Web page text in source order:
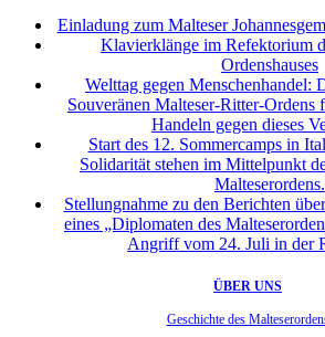
Einladung zum Malteser
Klavierklänge im Refektorium
Ordenshauses
Welttag gegen Menschenhandel:
Souveränen Malteser-Ritter-Ordens
Handeln gegen dieses
Start des 12. Sommercamps in
Solidarität stehen im Mittelpunkt
Malteserordens.
Stellungnahme zu den Berichten
eines „Diplomaten des
Angriff vom 24. Juli in der
ÜBER UNS
Geschichte des